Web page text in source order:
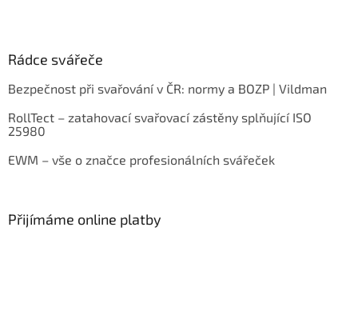
Rádce svářeče
Bezpečnost při svařování v ČR: normy a BOZP | Vildman
RollTect – zatahovací svařovací zástěny splňující ISO
25980
EWM – vše o značce profesionálních svářeček
Přijímáme online platby